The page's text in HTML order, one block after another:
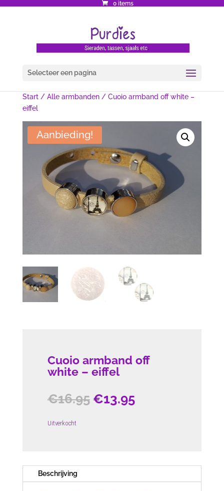
0 items
Selecteer een pagina
Start/ Alle armbanden/ Cuoio armband off white –
eiffel
Aanbieding!
Cuoio armband off
white – eiffel
€16.95 Oorspronkelijke
€13.95Huidige
Uitverkocht
Beschrijving